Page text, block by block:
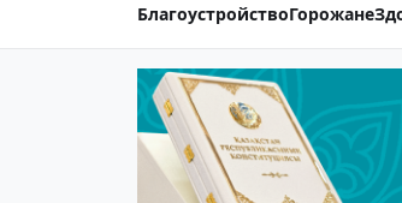
БлагоустройствоГорожане